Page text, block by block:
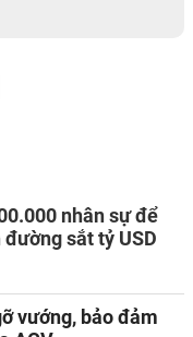
nhân sự để
sắt tỷ USD
vướng, bảo đảm